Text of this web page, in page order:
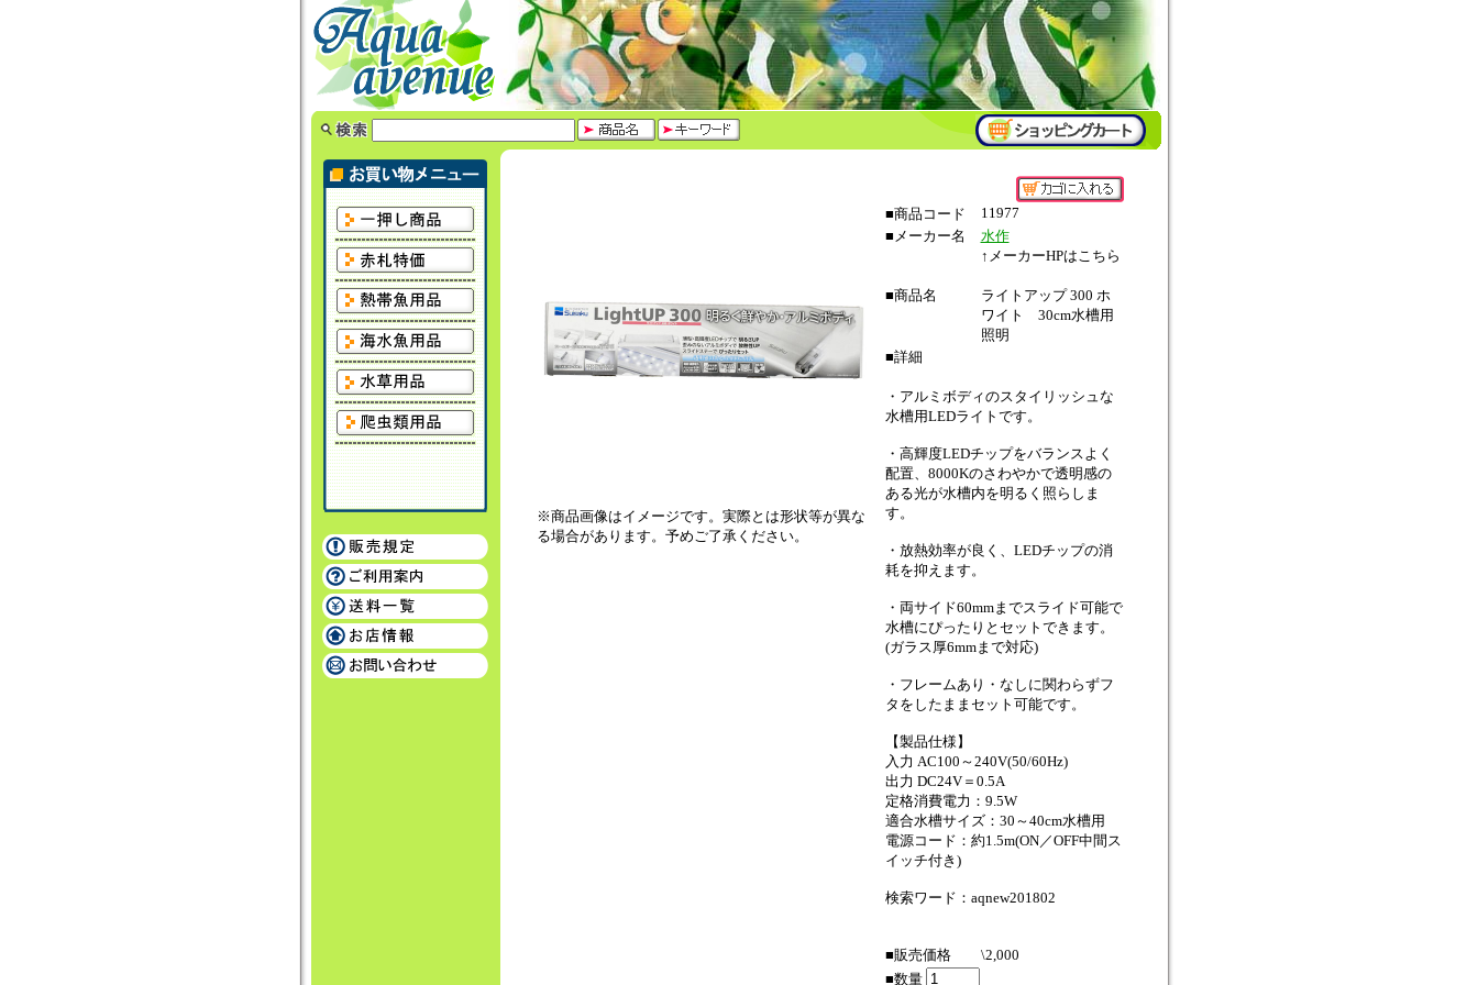
※商品画像はイメージです。実際とは形状等が異な
る場合があります。予めご了承ください。
■商品コード
11977
■メーカー名
水作
↑メーカーHPはこちら
■商品名
ライトアップ 300 ホ
ワイト 30cm水槽用
照明
■詳細
・アルミボディのスタイリッシュな
水槽用LEDライトです。
・高輝度LEDチップをバランスよく
配置、8000Kのさわやかで透明感の
ある光が水槽内を明るく照らしま
す。
・放熱効率が良く、LEDチップの消
耗を抑えます。
・両サイド60mmまでスライド可能で
水槽にぴったりとセットできます。
(ガラス厚6mmまで対応)
・フレームあり・なしに関わらずフ
タをしたままセット可能です。
【製品仕様】
入力 AC100～240V(50/60Hz)
出力 DC24V＝0.5A
定格消費電力：9.5W
適合水槽サイズ：30～40cm水槽用
電源コード：約1.5m(ON／OFF中間ス
イッチ付き)
検索ワード：aqnew201802
■販売価格
\2,000
■数量